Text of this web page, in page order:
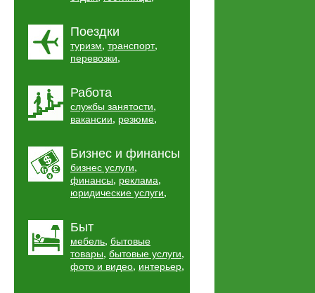
Поездки
туризм, транспорт,
перевозки,
Работа
службы занятости,
вакансии, резюме,
Бизнес и финансы
бизнес услуги,
финансы, реклама,
юридические услуги,
Быт
мебель, бытовые
товары, бытовые услуги,
фото и видео, интерьер,